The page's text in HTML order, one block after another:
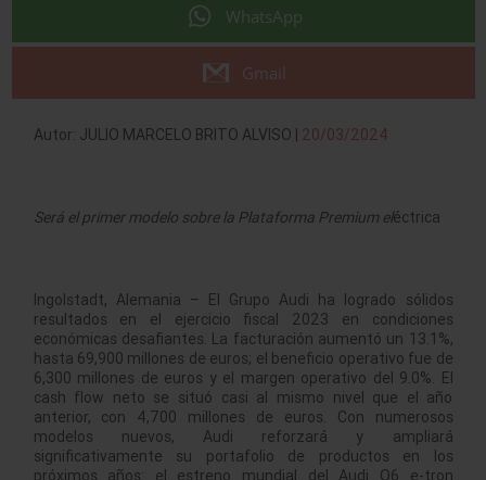
WhatsApp
Gmail
Autor: JULIO MARCELO BRITO ALVISO | 20/03/2024
Será el primer modelo sobre la Plataforma Premium eléctrica
Ingolstadt, Alemania – El Grupo Audi ha logrado sólidos
resultados en el ejercicio fiscal 2023 en condiciones
económicas desafiantes. La facturación aumentó un 13.1%,
hasta 69,900 millones de euros; el beneficio operativo fue de
6,300 millones de euros y el margen operativo del 9.0%. El
cash flow neto se situó casi al mismo nivel que el año
anterior, con 4,700 millones de euros. Con numerosos
modelos nuevos, Audi reforzará y ampliará
significativamente su portafolio de productos en los
próximos años: el estreno mundial del Audi Q6 e-tron